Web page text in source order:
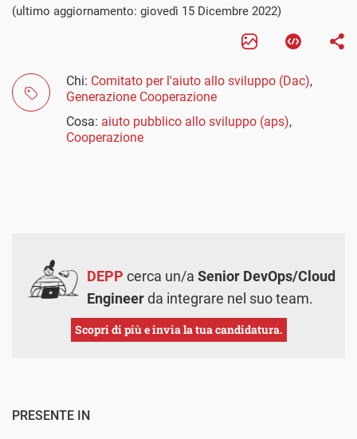
(ultimo aggiornamento: giovedì 15 Dicembre 2022)
Chi: Comitato per l'aiuto allo sviluppo (Dac),
Generazione Cooperazione
Cosa: aiuto pubblico allo sviluppo (aps),
Cooperazione
DEPP cerca un/a Senior DevOps/Cloud
Engineerda integrare nel suo team.
Scopri di più e invia la tua candidatura.
PRESENTE IN